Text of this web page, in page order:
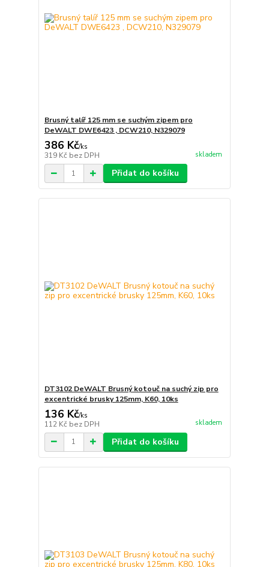
Brusný talíř 125 mm se suchým zipem pro
DeWALT DWE6423 , DCW210, N329079
386 Kč/ks
319 Kč bez DPH skladem
Přidat do košíku
DT3102 DeWALT Brusný kotouč na suchý zip pro
excentrické brusky 125mm, K60, 10ks
136 Kč/ks
112 Kč bez DPH skladem
Přidat do košíku